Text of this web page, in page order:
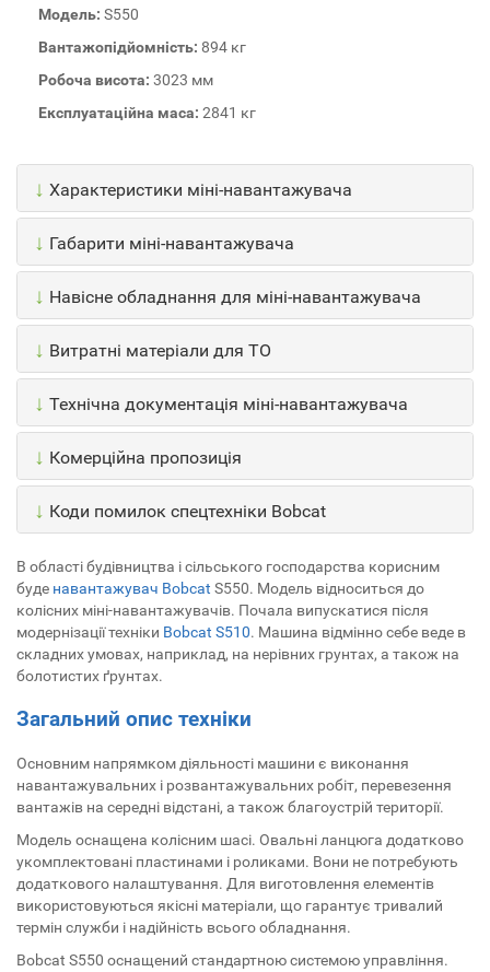
Модель: S550
Вантажопідйомність: 894 кг
Робоча висота: 3023 мм
Експлуатаційна маса: 2841 кг
↓ Характеристики міні-навантажувача
↓ Габарити міні-навантажувача
↓ Навісне обладнання для міні-навантажувача
↓ Витратні матеріали для ТО
↓ Технічна документація міні-навантажувача
↓ Комерційна пропозиція
↓ Коди помилок спецтехніки Bobcat
В області будівництва і сільського господарства корисним
буде навантажувач Bobcat S550. Модель відноситься до
колісних міні-навантажувачів. Почала випускатися після
модернізації техніки Bobcat S510. Машина відмінно себе веде в
складних умовах, наприклад, на нерівних грунтах, а також на
болотистих ґрунтах.
Загальний опис техніки
Основним напрямком діяльності машини є виконання
навантажувальних і розвантажувальних робіт, перевезення
вантажів на середні відстані, а також благоустрій території.
Модель оснащена колісним шасі. Овальні ланцюга додатково
укомплектовані пластинами і роликами. Вони не потребують
додаткового налаштування. Для виготовлення елементів
використовуються якісні матеріали, що гарантує тривалий
термін служби і надійність всього обладнання.
Bobcat S550 оснащений стандартною системою управління.